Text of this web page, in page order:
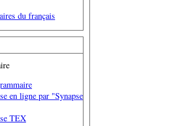
du français
en ligne par "Synapse
TEX